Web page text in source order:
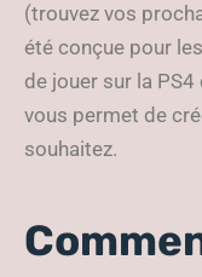
(trouvez vos
été conçue pour
de jouer sur la
vous permet de
souhaitez.